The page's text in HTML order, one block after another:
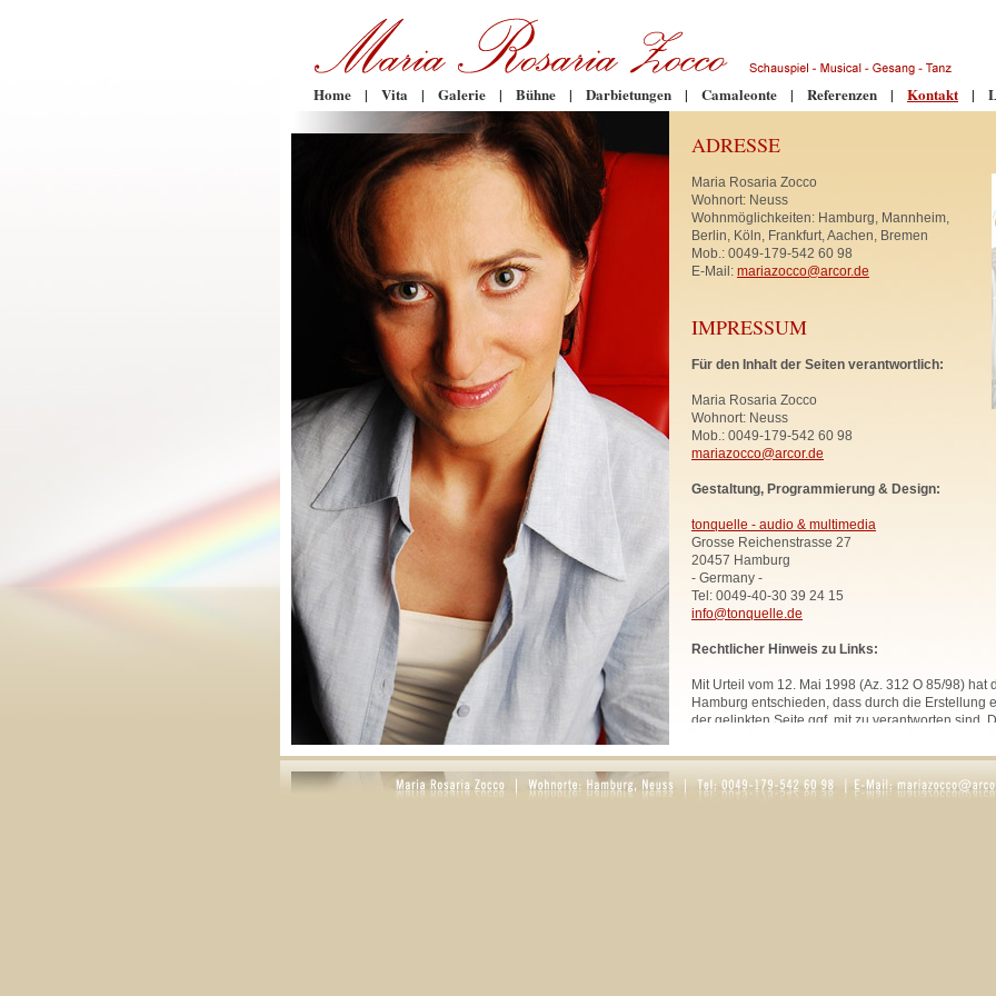
Home | Vita | Galerie | Bühne | Darbietungen | Camaleonte | Referenzen | Kontakt |
ADRESSE
Maria Rosaria Zocco
Wohnort: Neuss
Wohnmöglichkeiten: Hamburg, Mannheim,
Berlin, Köln, Frankfurt, Aachen, Bremen
Mob.: 0049-179-542 60 98
E-Mail: mariazocco@arcor.de
IMPRESSUM
Für den Inhalt der Seiten verantwortlich:
Maria Rosaria Zocco
Wohnort: Neuss
Mob.: 0049-179-542 60 98
mariazocco@arcor.de
Gestaltung, Programmierung & Design:
tonquelle - audio & multimedia
Grosse Reichenstrasse 27
20457 Hamburg
- Germany -
Tel: 0049-40-30 39 24 15
info@tonquelle.de
Rechtlicher Hinweis zu Links:
Mit Urteil vom 12. Mai 1998 (Az. 312 O 85/98) hat
Hamburg entschieden, dass durch die Erstellung
der gelinkten Seite ggf. mit zu verantworten sind.
Website. Diese Erklärung gilt für sämtliche Links
zur Zeit bestehen oder in Zukunft bestehen
Alle Bilder, Texte und Grafiken, sofern nicht